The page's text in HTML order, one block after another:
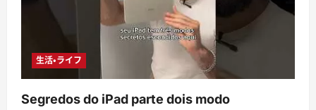
生活・ライフ
Segredos do iPad parte dois modo